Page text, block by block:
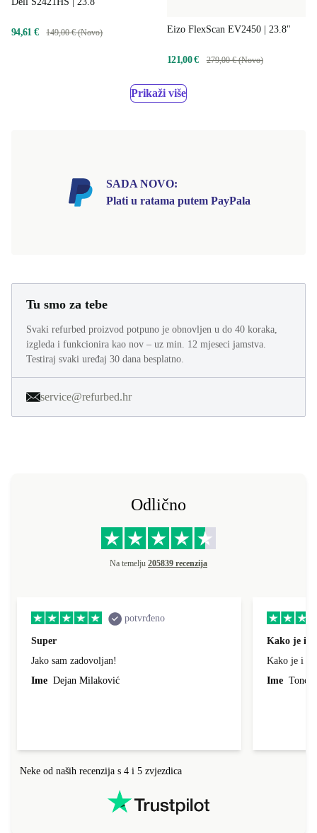
94,61 € 149,00 € (Novo) Eizo FlexScan EV2450 | 23.8"
121,00 € 279,00 € (Novo)
Prikaži više
SADA NOVO:
Plati u ratama putem PayPala
Tu smo za tebe
Svaki refurbed proizvod potpuno je obnovljen u do 40 koraka,
izgleda i funkcionira kao nov – uz min. 12 mjeseci jamstva.
Testiraj svaki uređaj 30 dana besplatno.
service@refurbed.hr
Odlično
Na temelju 205839 recenzija
potvrđeno
Super
Jako sam zadovoljan!
Ime Dejan Milaković
Kako je i
Kako je i
Ime Tonci
Neke od naših recenzija s 4 i 5 zvjezdica